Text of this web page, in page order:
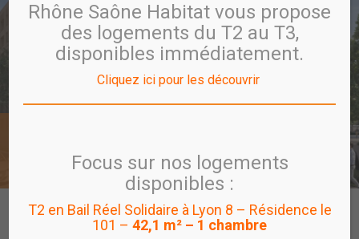
VIA NOVA
CARTE PROGRAMME
VISITE VIRTUELLE
PROGRAMMES EN COMMERCIALISATION
Rhône Saône Habitat vous propose
des logements du T2 au T3,
disponibles immédiatement.
Cliquez ici pour les découvrir
Focus sur nos logements
disponibles :
T2 en Bail Réel Solidaire à Lyon 8 – Résidence le
101 – 42,1 m² – 1 chambre